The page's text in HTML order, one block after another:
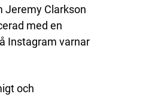
Jeremy Clarkson
med en
Instagram varnar
och